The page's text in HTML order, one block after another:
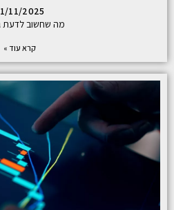
11/2025
מה שחשוב לדעת
קרא עוד »